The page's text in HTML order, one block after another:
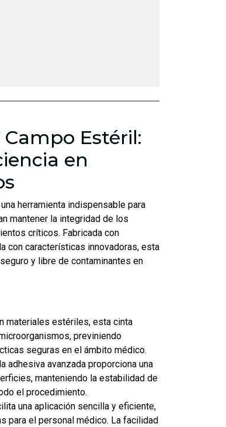
Estéril:
en
herramienta indispensable para
mantener la integridad de los
críticos. Fabricada con
con características innovadoras, esta
y libre de contaminantes en
materiales estériles, esta cinta
previniendo
seguras en el ámbito médico.
adhesiva avanzada proporciona una
manteniendo la estabilidad de
el procedimiento.
una aplicación sencilla y eficiente,
para el personal médico. La facilidad